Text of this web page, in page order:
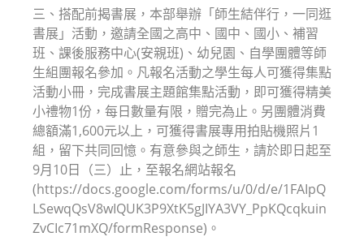
三、搭配前揭書展，本部舉辦「師生結伴行，一同逛
書展」活動，邀請全國之高中、國中、國小、補習
班、課後服務中心(安親班)、幼兒園、自學團體等師
生組團報名參加。凡報名活動之學生每人可獲得集點
活動小冊，完成書展主題館集點活動，即可獲得精美
小禮物1份，每日數量有限，贈完為止。另團體消費
總額滿1,600元以上，可獲得書展專用拍貼機照片1
組，留下共同回憶。有意參與之師生，請於即日起至
9月10日（三）止，至報名網站報名
(https://docs.google.com/forms/u/0/d/e/1FAIpQ
LSewqQsV8wIQUK3P9XtK5gJIYA3VY_PpKQcqkuin
ZvCIc71mXQ/formResponse)。